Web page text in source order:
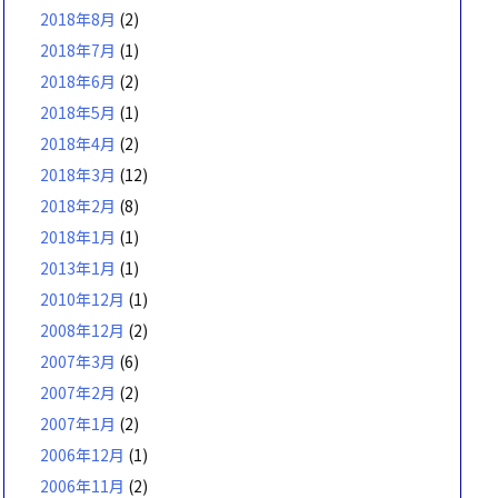
2018年8月 (2)
2018年7月 (1)
2018年6月 (2)
2018年5月 (1)
2018年4月 (2)
2018年3月 (12)
2018年2月 (8)
2018年1月 (1)
2013年1月 (1)
2010年12月 (1)
2008年12月 (2)
2007年3月 (6)
2007年2月 (2)
2007年1月 (2)
2006年12月 (1)
2006年11月 (2)